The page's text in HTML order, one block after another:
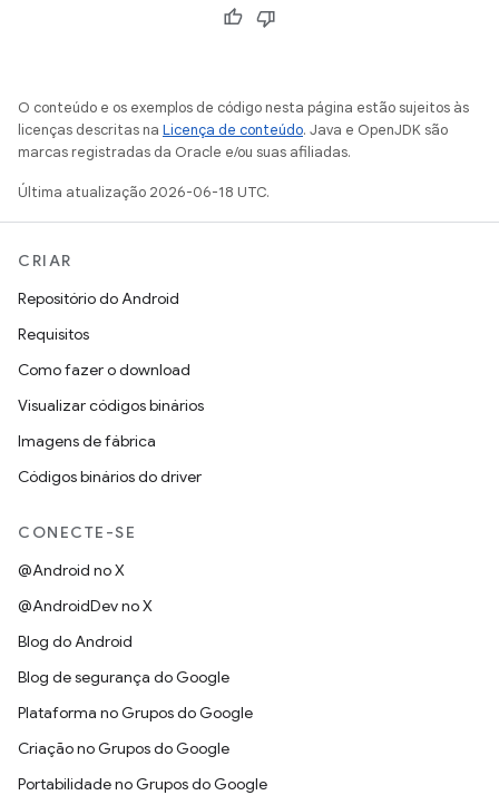
O conteúdo e os exemplos de código nesta página estão sujeitos às
licenças descritas na Licença de conteúdo. Java e OpenJDK são
marcas registradas da Oracle e/ou suas afiliadas.
Última atualização 2026-06-18 UTC.
CRIAR
Repositório do Android
Requisitos
Como fazer o download
Visualizar códigos binários
Imagens de fábrica
Códigos binários do driver
CONECTE-SE
@Android no X
@AndroidDev no X
Blog do Android
Blog de segurança do Google
Plataforma no Grupos do Google
Criação no Grupos do Google
Portabilidade no Grupos do Google